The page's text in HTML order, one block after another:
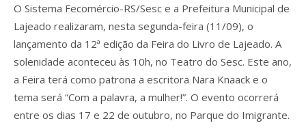
O Sistema Fecomércio-RS/Sesc e a Prefeitura Municipal de
Lajeado realizaram, nesta segunda-feira (11/09), o
lançamento da 12ª edição da Feira do Livro de Lajeado. A
solenidade aconteceu às 10h, no Teatro do Sesc. Este ano,
a Feira terá como patrona a escritora Nara Knaack e o
tema será “Com a palavra, a mulher!”. O evento ocorrerá
entre os dias 17 e 22 de outubro, no Parque do Imigrante.